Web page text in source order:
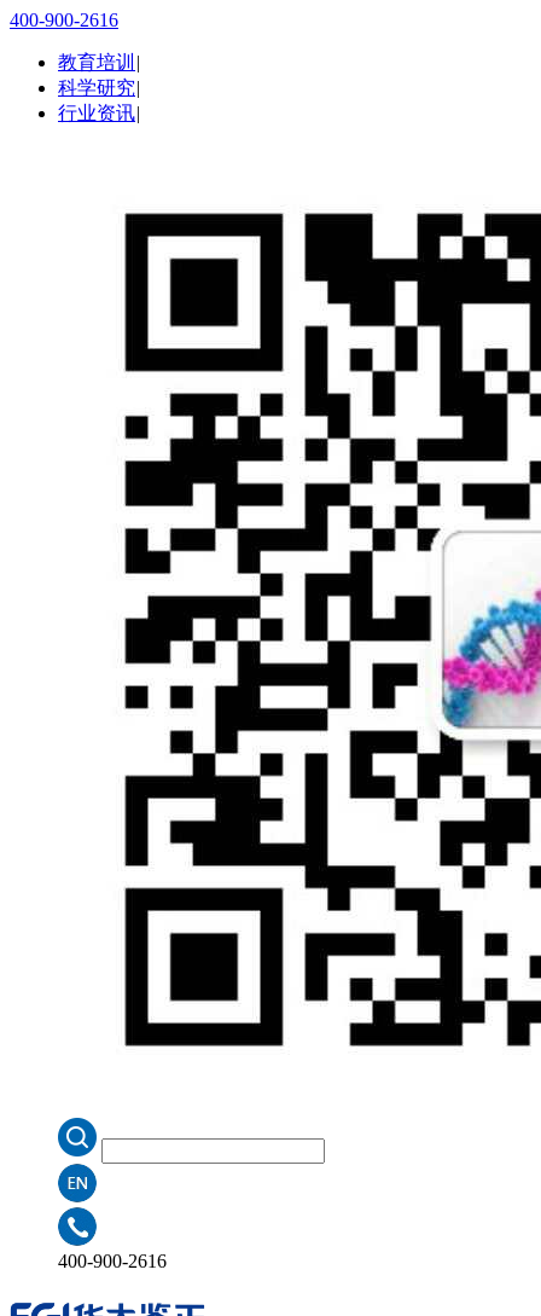
400-900-2616
教育培训 |
科学研究|
行业资讯|
400-900-2616